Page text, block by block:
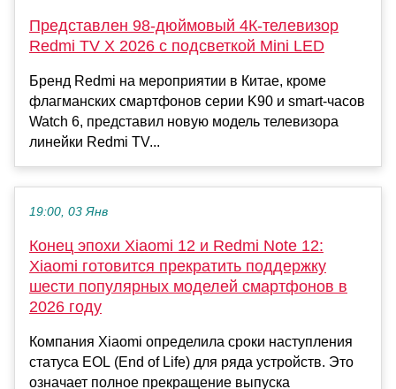
Представлен 98-дюймовый 4К-телевизор
Redmi TV X 2026 с подсветкой Mini LED
Бренд Redmi на мероприятии в Китае, кроме
флагманских смартфонов серии K90 и smart-часов
Watch 6, представил новую модель телевизора
линейки Redmi TV...
19:00, 03 Янв
Конец эпохи Xiaomi 12 и Redmi Note 12:
Xiaomi готовится прекратить поддержку
шести популярных моделей смартфонов в
2026 году
Компания Xiaomi определила сроки наступления
статуса EOL (End of Life) для ряда устройств. Это
означает полное прекращение выпуска